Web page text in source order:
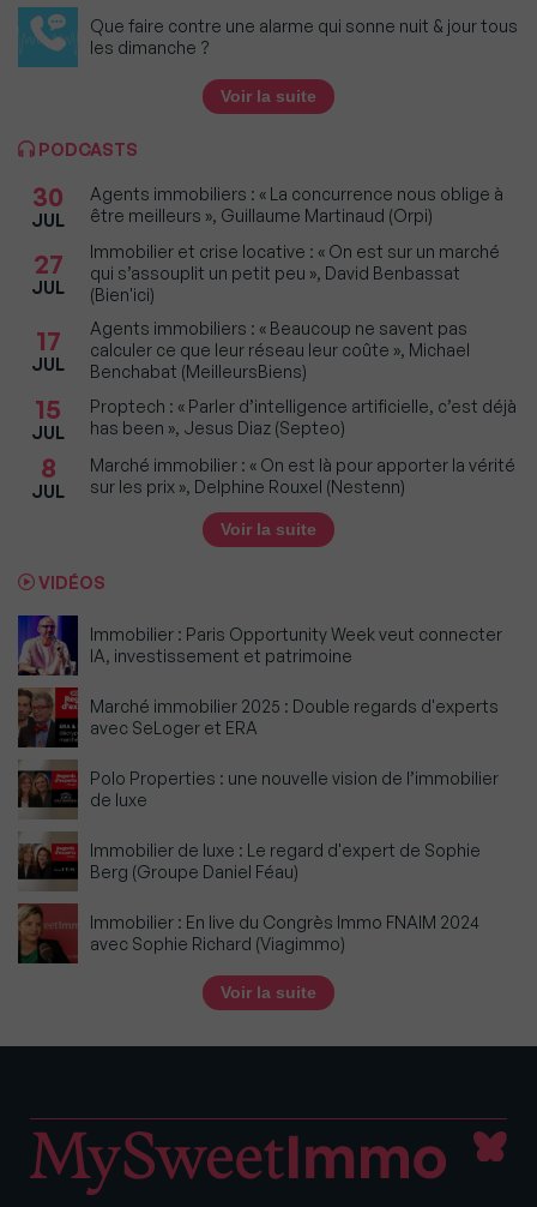
Que faire contre une alarme qui sonne nuit & jour tous
les dimanche ?
Voir la suite
PODCASTS
30
JUL
Agents immobiliers : « La concurrence nous oblige à
être meilleurs », Guillaume Martinaud (Orpi)
27
JUL
Immobilier et crise locative : « On est sur un marché
qui s’assouplit un petit peu », David Benbassat
(Bien'ici)
17
JUL
Agents immobiliers : « Beaucoup ne savent pas
calculer ce que leur réseau leur coûte », Michael
Benchabat (MeilleursBiens)
15
JUL
Proptech : « Parler d’intelligence artificielle, c’est déjà
has been », Jesus Diaz (Septeo)
8
JUL
Marché immobilier : « On est là pour apporter la vérité
sur les prix », Delphine Rouxel (Nestenn)
Voir la suite
VIDÉOS
Immobilier : Paris Opportunity Week veut connecter
IA, investissement et patrimoine
Marché immobilier 2025 : Double regards d'experts
avec SeLoger et ERA
Polo Properties : une nouvelle vision de l’immobilier
de luxe
Immobilier de luxe : Le regard d'expert de Sophie
Berg (Groupe Daniel Féau)
Immobilier : En live du Congrès Immo FNAIM 2024
avec Sophie Richard (Viagimmo)
Voir la suite